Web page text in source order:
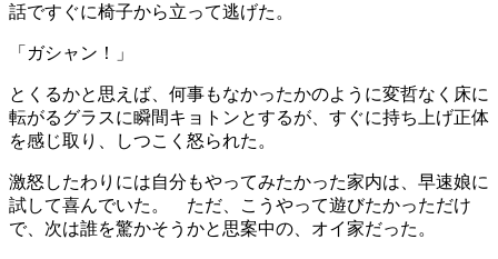
話ですぐに椅子から立って逃げた。
「ガシャン！」
とくるかと思えば、何事もなかったかのように変哲なく床に
転がるグラスに瞬間キョトンとするが、すぐに持ち上げ正体
を感じ取り、しつこく怒られた。
激怒したわりには自分もやってみたかった家内は、早速娘に
試して喜んでいた。 ただ、こうやって遊びたかっただけ
で、次は誰を驚かそうかと思案中の、オイ家だった。